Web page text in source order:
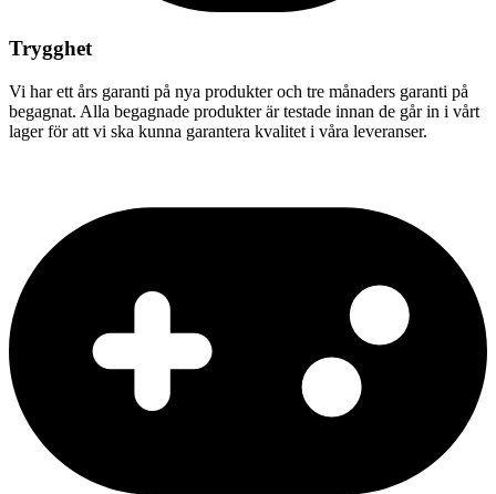
Trygghet
Vi har ett års garanti på nya produkter och tre månaders garanti på
begagnat. Alla begagnade produkter är testade innan de går in i vårt
lager för att vi ska kunna garantera kvalitet i våra leveranser.